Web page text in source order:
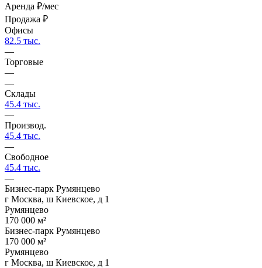
Аренда ₽/мес
Продажа ₽
Офисы
82.5 тыс.
—
Торговые
—
—
Склады
45.4 тыс.
—
Производ.
45.4 тыс.
—
Свободное
45.4 тыс.
—
Бизнес-парк Румянцево
г Москва, ш Киевское, д 1
Румянцево
170 000 м²
Бизнес-парк Румянцево
170 000 м²
Румянцево
г Москва, ш Киевское, д 1